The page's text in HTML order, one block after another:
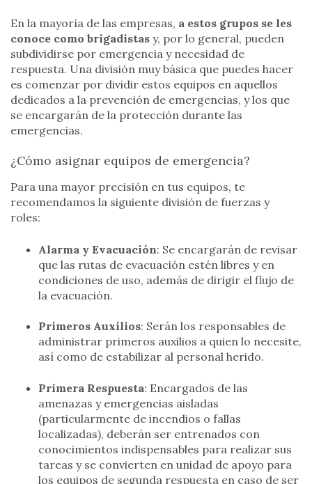
En la mayoría de las empresas, a estos grupos se les
conoce como brigadistas y, por lo general, pueden
subdividirse por emergencia y necesidad de
respuesta. Una división muy básica que puedes hacer
es comenzar por dividir estos equipos en aquellos
dedicados a la prevención de emergencias, y los que
se encargarán de la protección durante las
emergencias.
¿Cómo asignar equipos de emergencia?
Para una mayor precisión en tus equipos, te
recomendamos la siguiente división de fuerzas y
roles:
Alarma y Evacuación: Se encargarán de revisar
que las rutas de evacuación estén libres y en
condiciones de uso, además de dirigir el flujo de
la evacuación.
Primeros Auxilios: Serán los responsables de
administrar primeros auxilios a quien lo necesite,
así como de estabilizar al personal herido.
Primera Respuesta: Encargados de las
amenazas y emergencias aisladas
(particularmente de incendios o fallas
localizadas), deberán ser entrenados con
conocimientos indispensables para realizar sus
tareas y se convierten en unidad de apoyo para
los equipos de segunda respuesta en caso de ser